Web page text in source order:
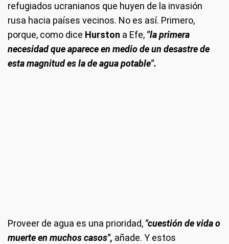
refugiados ucranianos que huyen de la invasión
rusa hacia países vecinos. No es así. Primero,
porque, como dice Hurston a Efe, "la primera
necesidad que aparece en medio de un desastre de
esta magnitud es la de agua potable".
Proveer de agua es una prioridad, "cuestión de vida o
muerte en muchos casos", añade. Y estos